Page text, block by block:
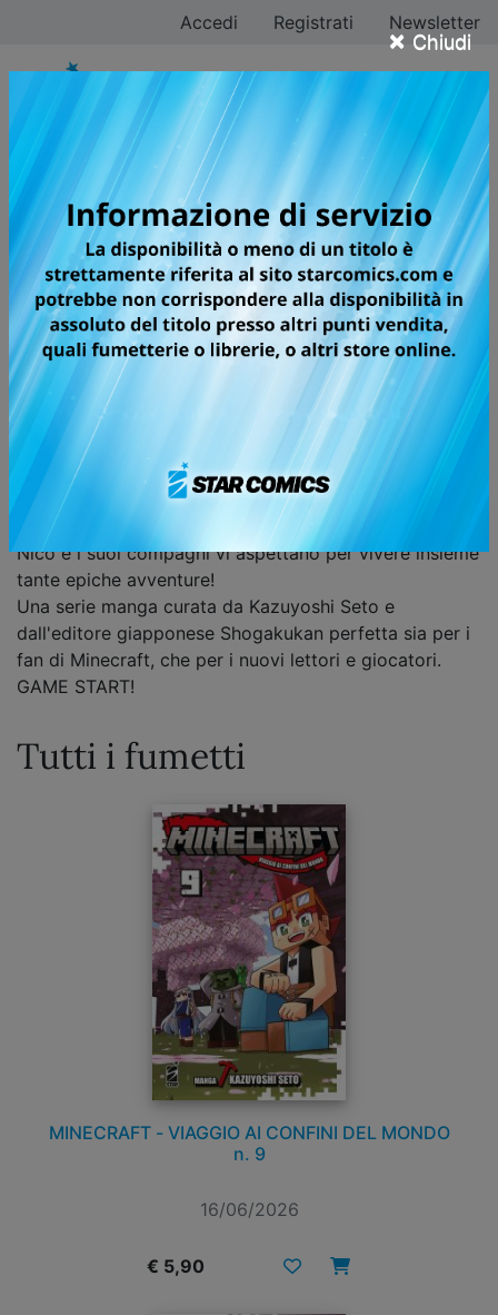
× Chiudi
Accedi Registrati Newsletter
MINECRAFT -
VIAGGIO AI CONFINI
DEL MONDO
IL MANGA UFFICIALE DEL GIOCO DI
FAMA MONDIALE! GAME START!
Siete pronti a partire per un viaggio oltre i confini del
mondo? Star Comics è orgogliosa di presentare il
manga ufficiale di MINECRAFT, il gioco di fama
mondiale creato dalla mente geniale di Markus
Persson e divenuto il più venduto della storia!
Nico e i suoi compagni vi aspettano per vivere insieme
tante epiche avventure!
Una serie manga curata da Kazuyoshi Seto e
dall'editore giapponese Shogakukan perfetta sia per i
fan di Minecraft, che per i nuovi lettori e giocatori.
GAME START!
Tutti i fumetti
MINECRAFT - VIAGGIO AI CONFINI DEL MONDO
n. 9
16/06/2026
€ 5,90